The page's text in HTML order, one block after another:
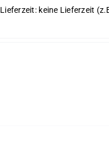
Lieferzeit: keine Lieferzeit